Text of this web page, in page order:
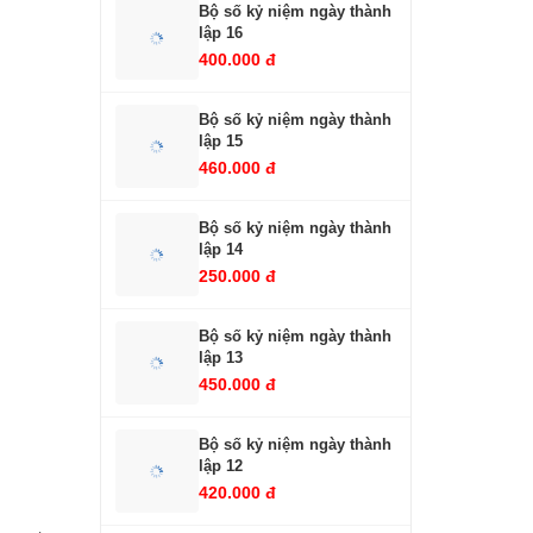
Bộ số kỷ niệm ngày thành
lập 16
400.000 đ
Bộ số kỷ niệm ngày thành
lập 15
460.000 đ
Bộ số kỷ niệm ngày thành
lập 14
250.000 đ
Bộ số kỷ niệm ngày thành
lập 13
450.000 đ
Bộ số kỷ niệm ngày thành
lập 12
420.000 đ